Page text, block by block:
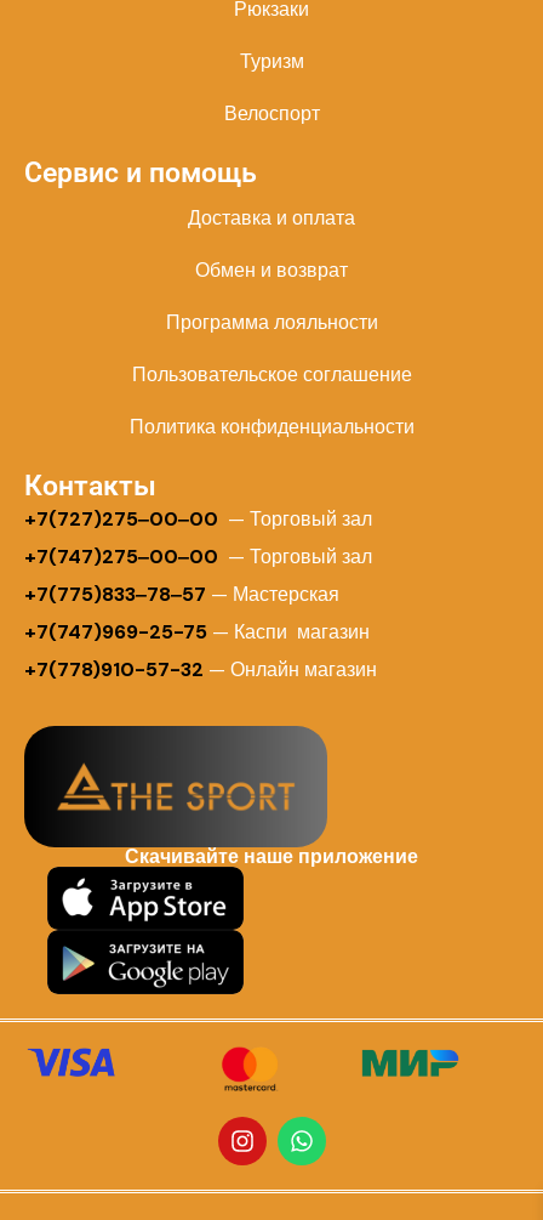
Рюкзаки
Туризм
Велоспорт
Сервис и помощь
Доставка и оплата
Обмен и возврат
Программа лояльности
Пользовательское соглашение
Политика конфиденциальности
Контакты
+7(727)275‒00‒00 — Торговый зал
+7(747)275‒00‒00 — Торговый зал
+7(775)833‒78‒57 — Мастерская
+7(747)969-25-75 — Каспи магазин
+7(778)910-57-32 — Онлайн магазин
Скачивайте наше приложение